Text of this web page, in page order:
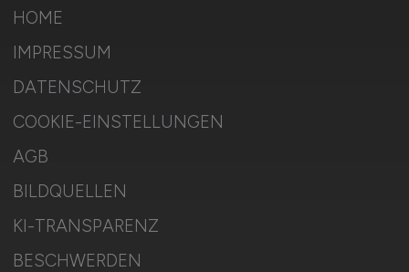
HOME
IMPRESSUM
DATENSCHUTZ
COOKIE-EINSTELLUNGEN
AGB
BILDQUELLEN
KI-TRANSPARENZ
BESCHWERDEN